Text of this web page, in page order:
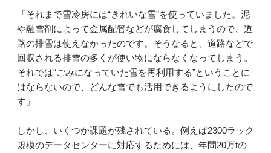
「それまで雪冷房には“きれいな雪”を使っていました。泥
や融雪剤によって金属配管などが腐食してしまうので、道
路の排雪は使えなかったのです。そうなると、道路などで
回収される排雪の多くが使い物にならなくなってしまう。
それでは“ごみになっていた雪を再利用する”ということに
はならないので、どんな雪でも活用できるようにしたので
す」
しかし、いくつか課題が残されている。例えば2300ラック
規模のデータセンターに対応するためには、年間20万tの